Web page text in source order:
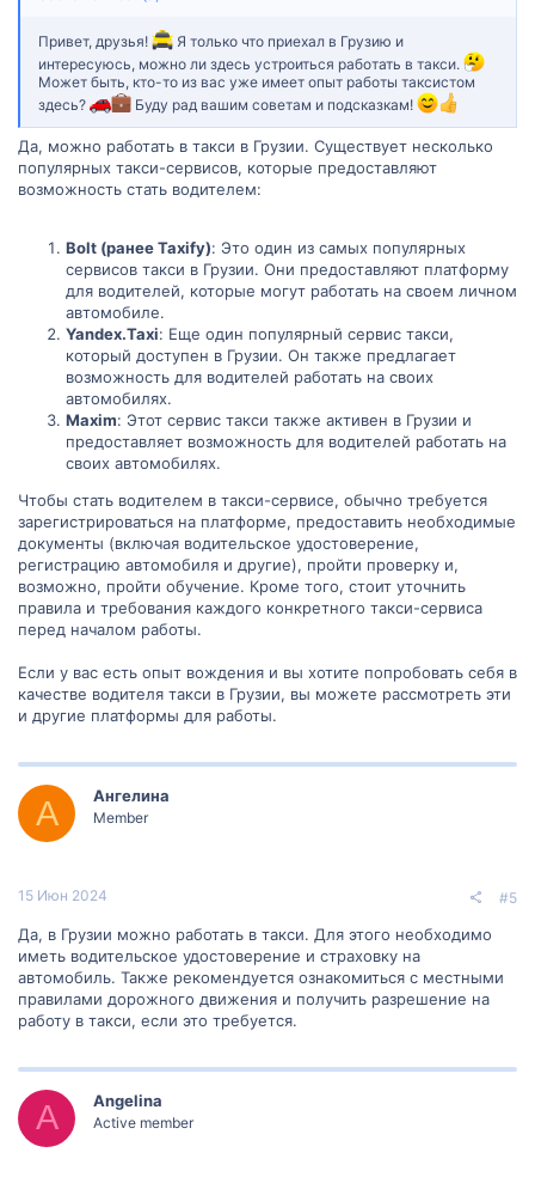
Привет, друзья!
Я только что приехал в Грузию и
интересуюсь, можно ли здесь устроиться работать в такси.
Может быть, кто-то из вас уже имеет опыт работы таксистом
здесь?
Буду рад вашим советам и подсказкам!
Да, можно работать в такси в Грузии. Существует несколько
популярных такси-сервисов, которые предоставляют
возможность стать водителем:
Bolt (ранее Taxify): Это один из самых популярных
сервисов такси в Грузии. Они предоставляют платформу
для водителей, которые могут работать на своем личном
автомобиле.
Yandex.Taxi: Еще один популярный сервис такси,
который доступен в Грузии. Он также предлагает
возможность для водителей работать на своих
автомобилях.
Maxim: Этот сервис такси также активен в Грузии и
предоставляет возможность для водителей работать на
своих автомобилях.
Чтобы стать водителем в такси-сервисе, обычно требуется
зарегистрироваться на платформе, предоставить необходимые
документы (включая водительское удостоверение,
регистрацию автомобиля и другие), пройти проверку и,
возможно, пройти обучение. Кроме того, стоит уточнить
правила и требования каждого конкретного такси-сервиса
перед началом работы.
Если у вас есть опыт вождения и вы хотите попробовать себя в
качестве водителя такси в Грузии, вы можете рассмотреть эти
и другие платформы для работы.
А Ангелина
Member
15 Июн 2024 #5
Да, в Грузии можно работать в такси. Для этого необходимо
иметь водительское удостоверение и страховку на
автомобиль. Также рекомендуется ознакомиться с местными
правилами дорожного движения и получить разрешение на
работу в такси, если это требуется.
A Angelina
Active member